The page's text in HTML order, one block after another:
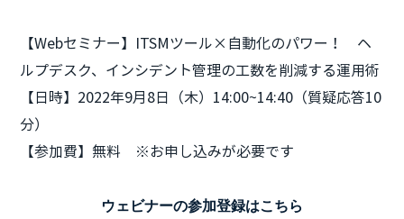
【Webセミナー】ITSMツール×自動化のパワー！ ヘ
ルプデスク、インシデント管理の工数を削減する運用術
【日時】2022年9月8日（木）14:00~14:40（質疑応答10
分）
【参加費】無料 ※お申し込みが必要です
ウェビナーの参加登録はこちら